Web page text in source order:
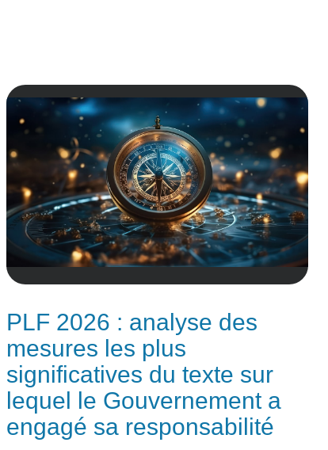
PLF 2026 : analyse des
mesures les plus
significatives du texte sur
lequel le Gouvernement a
engagé sa responsabilité